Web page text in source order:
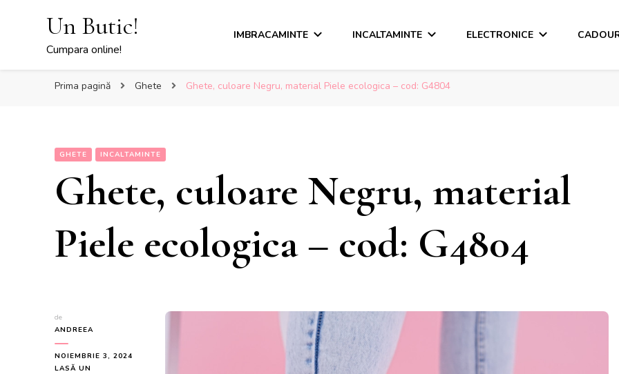
Un Butic!
Cumpara online!
IMBRACAMINTE INCALTAMINTE ELECTRONICE
Prima pagină Ghete Ghete, culoare Negru, material Piele ecologica – cod: G4804
GHETE INCALTAMINTE
Ghete, culoare Negru, material
Piele ecologica – cod: G4804
de
ANDREEA
NOIEMBRIE 3, 2024
LASĂ UN